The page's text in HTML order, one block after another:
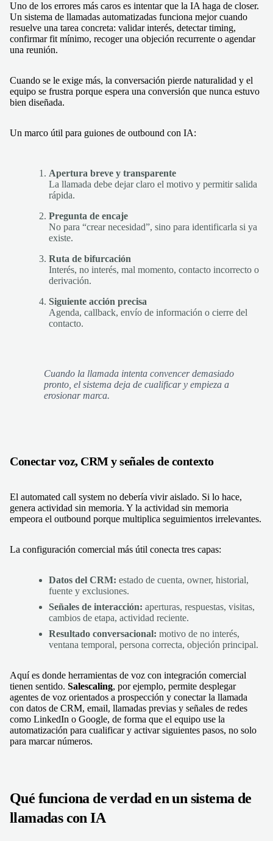
Uno de los errores más caros es intentar que la IA haga de closer.
Un sistema de llamadas automatizadas funciona mejor cuando
resuelve una tarea concreta: validar interés, detectar timing,
confirmar fit mínimo, recoger una objeción recurrente o agendar
una reunión.
Cuando se le exige más, la conversación pierde naturalidad y el
equipo se frustra porque espera una conversión que nunca estuvo
bien diseñada.
Un marco útil para guiones de outbound con IA:
Apertura breve y transparente
La llamada debe dejar claro el motivo y permitir salida
rápida.
Pregunta de encaje
No para “crear necesidad”, sino para identificarla si ya
existe.
Ruta de bifurcación
Interés, no interés, mal momento, contacto incorrecto o
derivación.
Siguiente acción precisa
Agenda, callback, envío de información o cierre del
contacto.
Cuando la llamada intenta convencer demasiado
pronto, el sistema deja de cualificar y empieza a
erosionar marca.
Conectar voz, CRM y señales de contexto
El automated call system no debería vivir aislado. Si lo hace,
genera actividad sin memoria. Y la actividad sin memoria
empeora el outbound porque multiplica seguimientos irrelevantes.
La configuración comercial más útil conecta tres capas:
Datos del CRM: estado de cuenta, owner, historial,
fuente y exclusiones.
Señales de interacción: aperturas, respuestas, visitas,
cambios de etapa, actividad reciente.
Resultado conversacional: motivo de no interés,
ventana temporal, persona correcta, objeción principal.
Aquí es donde herramientas de voz con integración comercial
tienen sentido. Salescaling, por ejemplo, permite desplegar
agentes de voz orientados a prospección y conectar la llamada
con datos de CRM, email, llamadas previas y señales de redes
como LinkedIn o Google, de forma que el equipo use la
automatización para cualificar y activar siguientes pasos, no solo
para marcar números.
Qué funciona de verdad en un sistema de
llamadas con IA